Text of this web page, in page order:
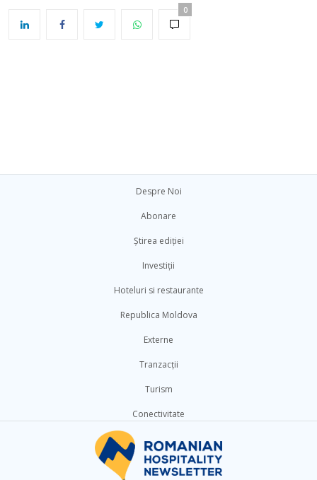
0
Despre Noi
Abonare
Știrea ediției
Investiții
Hoteluri si restaurante
Republica Moldova
Externe
Tranzacții
Turism
Conectivitate